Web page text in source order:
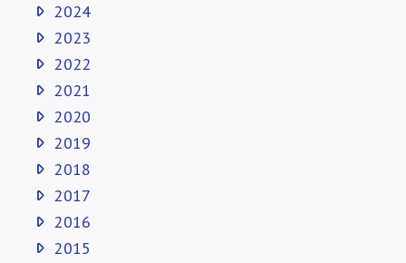
2024
2023
2022
2021
2020
2019
2018
2017
2016
2015